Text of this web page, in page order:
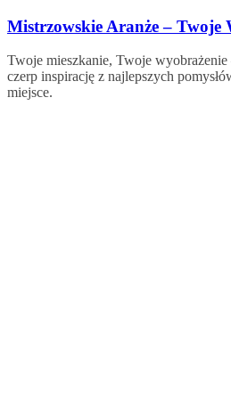
Skip
content
Mistrzowskie Aranże – Twoje
Twoje mieszkanie, Twoje
czerp inspirację z najlepszych
miejsce.